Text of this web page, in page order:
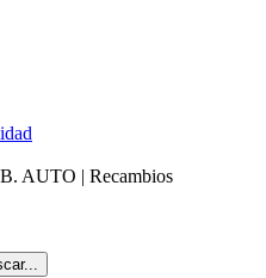
AUTO | Recambios